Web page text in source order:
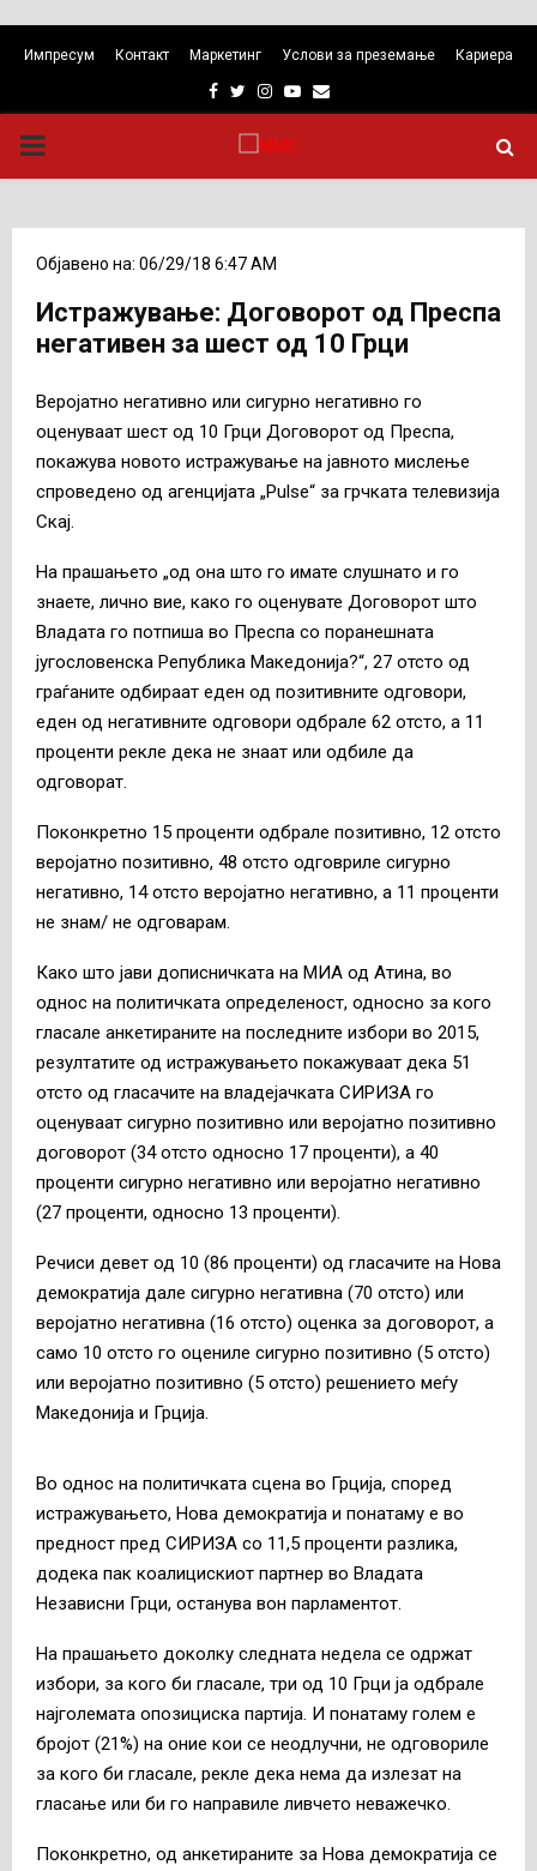
Импресум Контакт Маркетинг Услови за преземање Кариера
Facebook
TwitterInstagram
Youtube
Email
PRIMARY
Објавено на: 06/29/18 6:47 AM
Истражување: Договорот од Преспа
негативен за шест од 10 Грци
Веројатно негативно или сигурно негативно го
оценуваат шест од 10 Грци Договорот од Преспа,
покажува новото истражување на јавното мислење
спроведено од агенцијата „Pulse“ за грчката телевизија
Скај.
На прашањето „од она што го имате слушнато и го
знаете, лично вие, како го оценувате Договорот што
Владата го потпиша во Преспа со поранешната
југословенска Република Македонија?“, 27 отсто од
граѓаните одбираат еден од позитивните одговори,
еден од негативните одговори одбрале 62 отсто, а 11
проценти рекле дека не знаат или одбиле да
одговорат.
Поконкретно 15 проценти одбрале позитивно, 12 отсто
веројатно позитивно, 48 отсто одговриле сигурно
негативно, 14 отсто веројатно негативно, а 11 проценти
не знам/ не одговарам.
Како што јави дописничката на МИА од Атина, во
однос на политичката определеност, односно за кого
гласале анкетираните на последните избори во 2015,
резултатите од истражувањето покажуваат дека 51
отсто од гласачите на владејачката СИРИЗА го
оценуваат сигурно позитивно или веројатно позитивно
договорот (34 отсто односно 17 проценти), а 40
проценти сигурно негативно или веројатно негативно
(27 проценти, односно 13 проценти).
Речиси девет од 10 (86 проценти) од гласачите на Нова
демократија дале сигурно негативна (70 отсто) или
веројатно негативна (16 отсто) оценка за договорот, а
само 10 отсто го оцениле сигурно позитивно (5 отсто)
или веројатно позитивно (5 отсто) решението меѓу
Македонија и Грција.
Во однос на политичката сцена во Грција, според
истражувањето, Нова демократија и понатаму е во
предност пред СИРИЗА со 11,5 проценти разлика,
додека пак коалицискиот партнер во Владата
Независни Грци, останува вон парламентот.
На прашањето доколку следната недела се одржат
избори, за кого би гласале, три од 10 Грци ја одбрале
најголемата опозициска партија. И понатаму голем е
бројот (21%) на оние кои се неодлучни, не одговориле
за кого би гласале, рекле дека нема да излезат на
гласање или би го направиле ливчето неважечко.
Поконкретно, од анкетираните за Нова демократија се